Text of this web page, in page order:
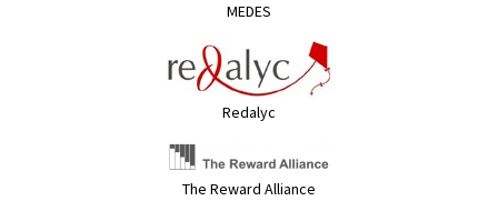
MEDES
Redalyc
The Reward Alliance